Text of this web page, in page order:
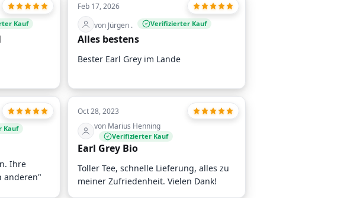
Kauf
Feb 17, 2026
von Jürgen .
Verifizierter Kauf
Alles bestens
Bester Earl Grey im Lande
Kauf
Ihre
anderen"
Oct 28, 2023
von Marius Henning
Verifizierter Kauf
Earl Grey Bio
Toller Tee, schnelle Lieferung, alles zu
meiner Zufriedenheit. Vielen Dank!